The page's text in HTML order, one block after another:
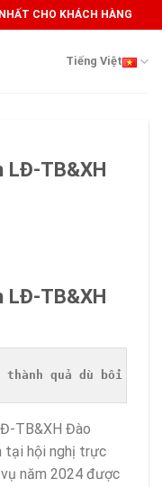
CHO KHÁCH HÀNG
Tiếng Việt
LĐ-TB&XH
LĐ-TB&XH
thành quả dù bối
TB&XH Đào
tại hội nghị trực
năm 2024 được